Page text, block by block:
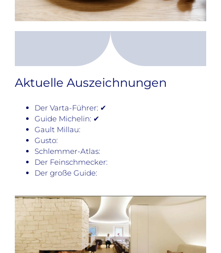
Aktuelle Auszeichnungen
Der Varta-Führer: ✔
Guide Michelin: ✔
Gault Millau:
Gusto:
Schlemmer-Atlas:
Der Feinschmecker:
Der große Guide: